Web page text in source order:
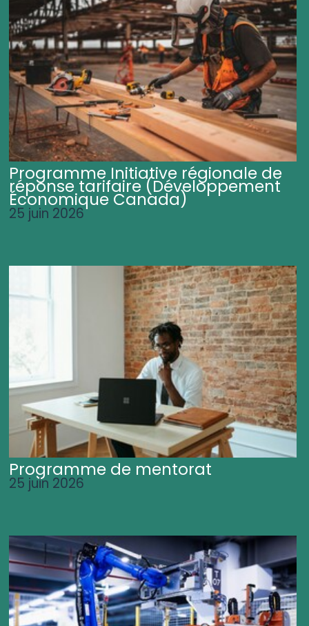
Programme Initiative régionale de
réponse tarifaire (Développement
Économique Canada)
25 juin 2026
Programme de mentorat
25 juin 2026